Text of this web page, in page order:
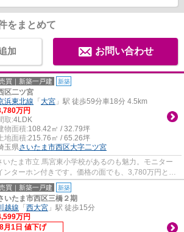
をまとめて
加 お問い合わせ
買｜新築一戸建 新築
区二ツ宮
浜東北線 「 大宮 」駅 徒歩59分車18分 4.5km
万円
取:4LDK
物面積:108.42㎡ / 32.79坪
地面積:215.76㎡ / 65.26坪
玉県さいたま市西区大字二ツ宮
たま市立 馬宮東小学校があるのも魅力。モニター
ンターホン付きです。価格の面でも、3,780万円と、
件です。多種多様な不...
買｜新築一戸建 新築
いたま市西区三橋２期
越線 「 西大宮 」駅 徒歩15分
万円
8月1日 値下げ